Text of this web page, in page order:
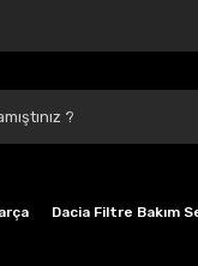
Dacia Filtre Bakım